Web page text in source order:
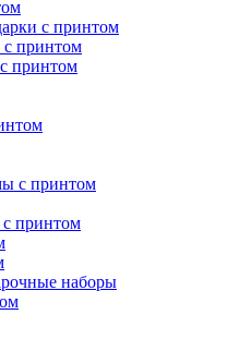
с принтом
с принтом
принтом
с принтом
принтом
наборы